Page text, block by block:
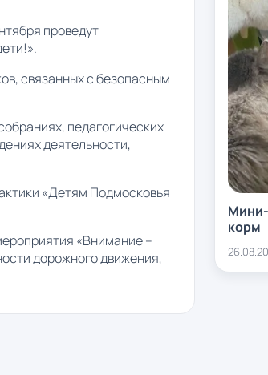
проведут
связанных с безопасным
педагогических
деятельности,
«Детям Подмосковья
«Внимание –
дорожного движения,
корм